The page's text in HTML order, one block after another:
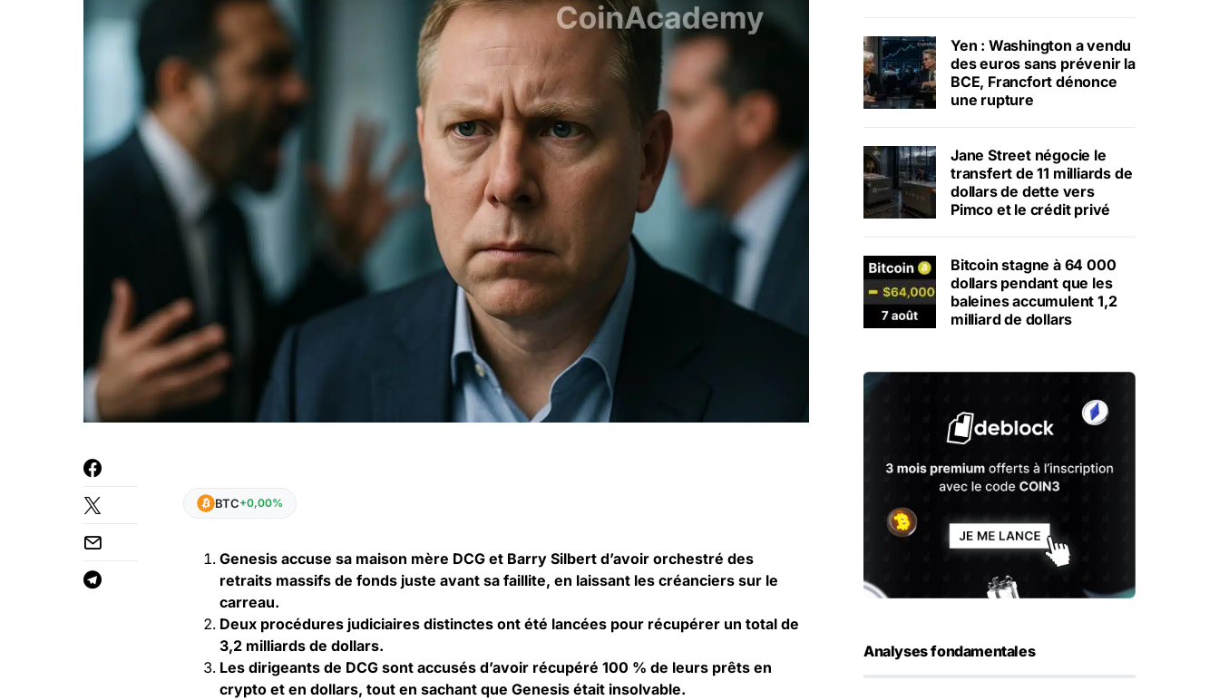
BTC+0,00%
Genesis accuse sa maison mère DCG et Barry Silbert d’avoir orchestré des
retraits massifs de fonds juste avant sa faillite, en laissant les créanciers sur le
carreau.
Deux procédures judiciaires distinctes ont été lancées pour récupérer un total de
3,2 milliards de dollars.
Les dirigeants de DCG sont accusés d’avoir récupéré 100 % de leurs prêts en
crypto et en dollars, tout en sachant que Genesis était insolvable.
Yen : Washington a vendu
des euros sans prévenir la
BCE, Francfort dénonce
une rupture
Jane Street négocie le
transfert de 11 milliards de
dollars de dette vers
Pimco et le crédit privé
Bitcoin stagne à 64 000
dollars pendant que les
baleines accumulent 1,2
milliard de dollars
Analyses fondamentales